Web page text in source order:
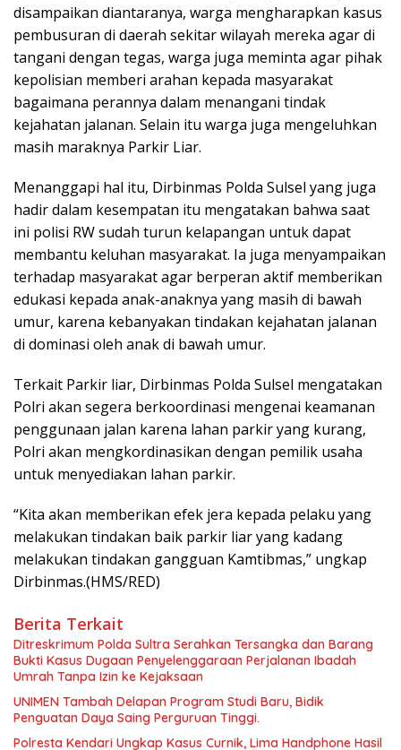
disampaikan diantaranya, warga mengharapkan kasus
pembusuran di daerah sekitar wilayah mereka agar di
tangani dengan tegas, warga juga meminta agar pihak
kepolisian memberi arahan kepada masyarakat
bagaimana perannya dalam menangani tindak
kejahatan jalanan. Selain itu warga juga mengeluhkan
masih maraknya Parkir Liar.
Menanggapi hal itu, Dirbinmas Polda Sulsel yang juga
hadir dalam kesempatan itu mengatakan bahwa saat
ini polisi RW sudah turun kelapangan untuk dapat
membantu keluhan masyarakat. Ia juga menyampaikan
terhadap masyarakat agar berperan aktif memberikan
edukasi kepada anak-anaknya yang masih di bawah
umur, karena kebanyakan tindakan kejahatan jalanan
di dominasi oleh anak di bawah umur.
Terkait Parkir liar, Dirbinmas Polda Sulsel mengatakan
Polri akan segera berkoordinasi mengenai keamanan
penggunaan jalan karena lahan parkir yang kurang,
Polri akan mengkordinasikan dengan pemilik usaha
untuk menyediakan lahan parkir.
“Kita akan memberikan efek jera kepada pelaku yang
melakukan tindakan baik parkir liar yang kadang
melakukan tindakan gangguan Kamtibmas,” ungkap
Dirbinmas.(HMS/RED)
Berita Terkait
Ditreskrimum Polda Sultra Serahkan Tersangka dan Barang
Bukti Kasus Dugaan Penyelenggaraan Perjalanan Ibadah
Umrah Tanpa Izin ke Kejaksaan
UNIMEN Tambah Delapan Program Studi Baru, Bidik
Penguatan Daya Saing Perguruan Tinggi.
Polresta Kendari Ungkap Kasus Curnik, Lima Handphone Hasil